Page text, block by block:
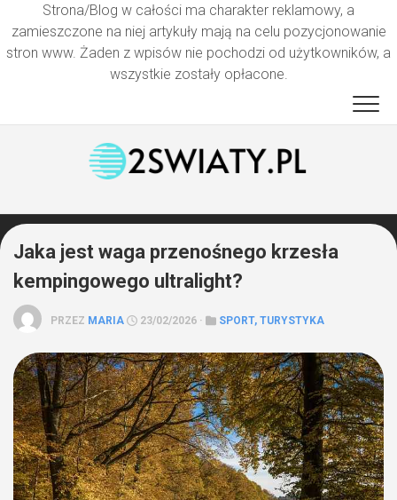
Strona/Blog w całości ma charakter reklamowy, a
zamieszczone na niej artykuły mają na celu pozycjonowanie
stron www. Żaden z wpisów nie pochodzi od użytkowników, a
wszystkie zostały opłacone.
Jaka jest waga przenośnego krzesła
kempingowego ultralight?
PRZEZ MARIA 23/02/2026 · SPORT, TURYSTYKA